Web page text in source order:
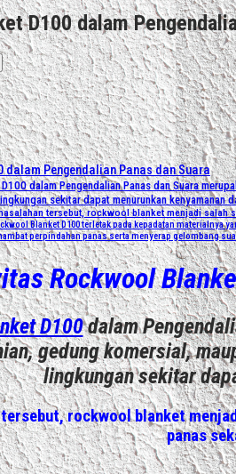
D100 dalam
dalam Pengendalian Panas dan Suara
dalam Pengendalian Panas dan Suara
sekitar dapat menurunkan kenyamanan
tersebut, rockwool blanket menjadi
Blanket D100 terletak pada kepadatan
perpindahan panas serta menyerap gelombang
Rockwool
D100dalam
gedung komersial,
lingkungan sekitar
tersebut,rockwool blanket
panas